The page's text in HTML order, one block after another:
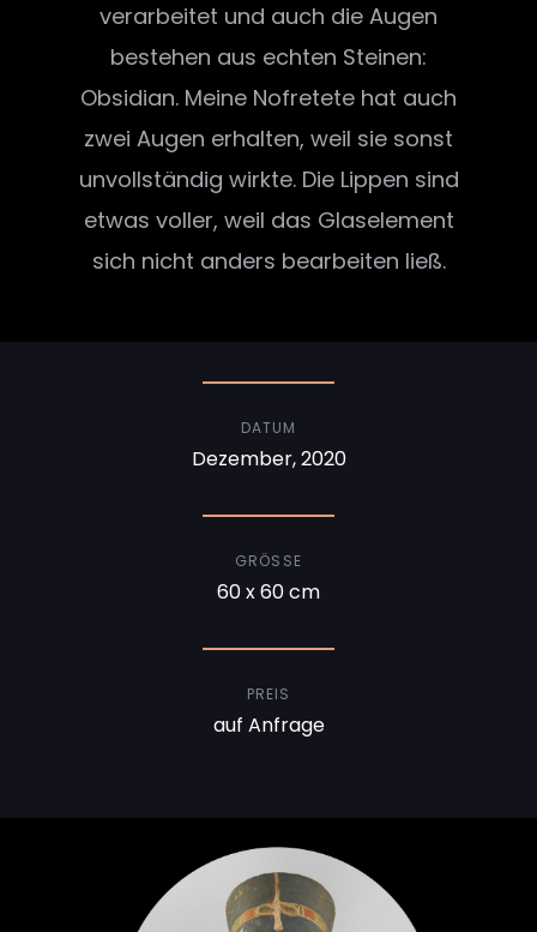
verarbeitet und auch die Augen
bestehen aus echten Steinen:
Obsidian. Meine Nofretete hat auch
zwei Augen erhalten, weil sie sonst
unvollständig wirkte. Die Lippen sind
etwas voller, weil das Glaselement
sich nicht anders bearbeiten ließ.
DATUM
Dezember, 2020
GRÖSSE
60 x 60 cm
PREIS
auf Anfrage